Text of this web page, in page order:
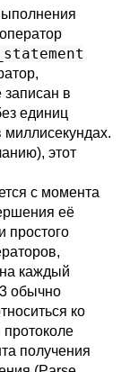
записан в
единиц
миллисекундах.
этот
с момента
её
простого
каждый
обычно
ко
получения